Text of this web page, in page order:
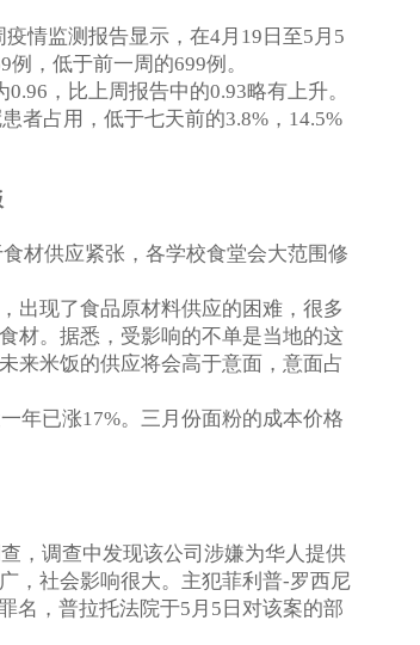
疫情监测报告显示，在4月 19日至5 月 5
例，低于前一周的699例。
0.96 ，比上周报告中的0.93略有上升。
者占用，低于七天前的3.8% ， 14.5%
材供应紧张，各学校食堂会大范围修
出现了食品原材料供应的困难，很多
材。据悉，受影响的不单是当地的这
来米饭的供应将会高于意面，意面占
一年已涨17%。三月份面粉的成本价格
，调查中发现该公司涉嫌为华人提供
，社会影响很大。主犯菲利普-罗西尼
名，普拉托法院于5 月 5日对该案的部